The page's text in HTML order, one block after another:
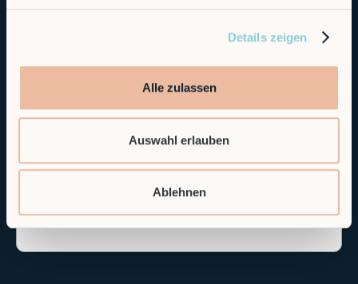
Details zeigen
Alle zulassen
Auswahl erlauben
Ablehnen